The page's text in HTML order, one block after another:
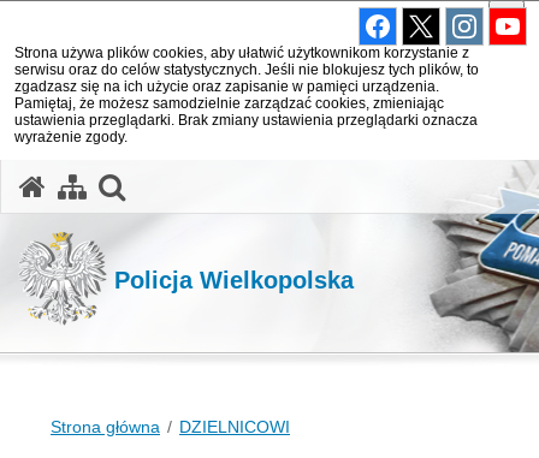
Strona używa plików cookies, aby ułatwić użytkownikom korzystanie z
serwisu oraz do celów statystycznych. Jeśli nie blokujesz tych plików, to
zgadzasz się na ich użycie oraz zapisanie w pamięci urządzenia.
Pamiętaj, że możesz samodzielnie zarządzać cookies, zmieniając
ustawienia przeglądarki. Brak zmiany ustawienia przeglądarki oznacza
wyrażenie zgody.
Policja Wielkopolska
Strona główna DZIELNICOWI